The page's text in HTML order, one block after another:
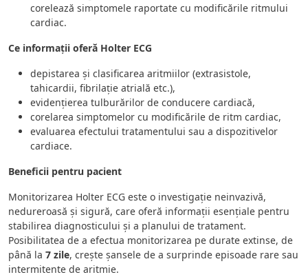
corelează simptomele raportate cu modificările ritmului
cardiac.
Ce informații oferă Holter ECG
depistarea și clasificarea aritmiilor (extrasistole,
tahicardii, fibrilație atrială etc.),
evidențierea tulburărilor de conducere cardiacă,
corelarea simptomelor cu modificările de ritm cardiac,
evaluarea efectului tratamentului sau a dispozitivelor
cardiace.
Beneficii pentru pacient
Monitorizarea Holter ECG este o investigație neinvazivă,
nedureroasă și sigură, care oferă informații esențiale pentru
stabilirea diagnosticului și a planului de tratament.
Posibilitatea de a efectua monitorizarea pe durate extinse, de
până la 7 zile, crește șansele de a surprinde episoade rare sau
intermitente de aritmie.